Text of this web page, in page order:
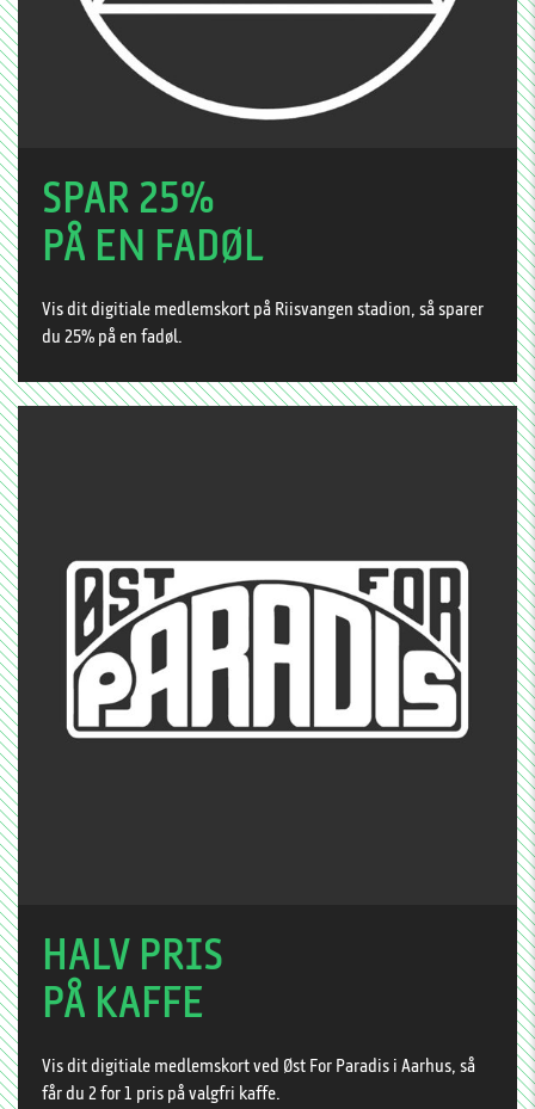
SPAR 25%
PÅ EN FADØL
Vis dit digitiale medlemskort på Riisvangen stadion, så sparer
du 25% på en fadøl.
HALV PRIS
PÅ KAFFE
Vis dit digitiale medlemskort ved Øst For Paradis i Aarhus, så
får du 2 for 1 pris på valgfri kaffe.